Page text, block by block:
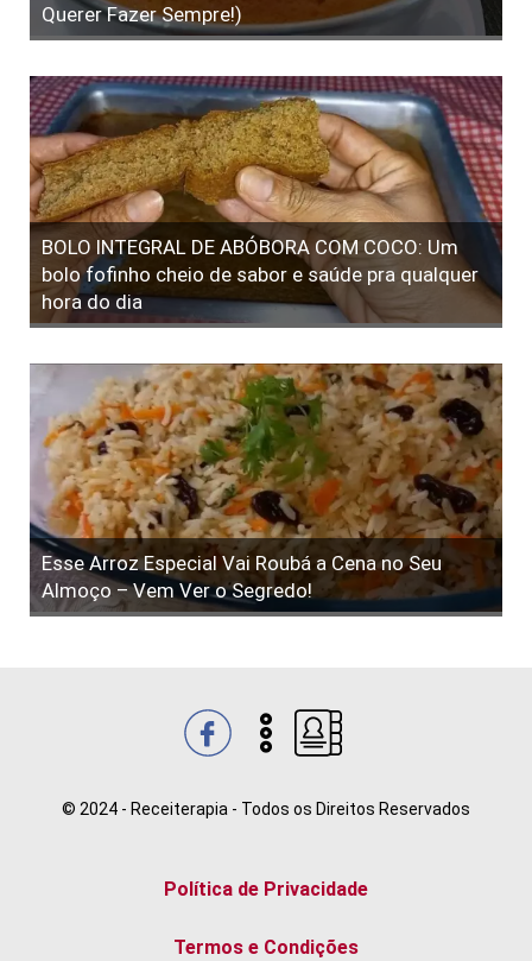
Querer Fazer Sempre!)
BOLO INTEGRAL DE ABÓBORA COM COCO: Um
bolo fofinho cheio de sabor e saúde pra qualquer
hora do dia
Esse Arroz Especial Vai Roubá a Cena no Seu
Almoço – Vem Ver o Segredo!
© 2024 - Receiterapia - Todos os Direitos Reservados
Termos e Condições
Política de Privacidade